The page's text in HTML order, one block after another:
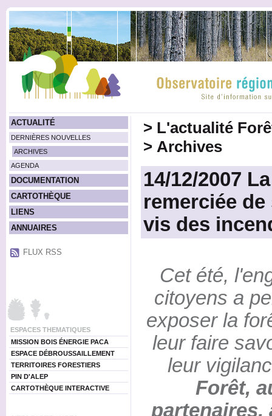
ACTUALITÉ
DERNIÈRES NOUVELLES
ARCHIVES
AGENDA
DOCUMENTATION
CARTOTHÈQUE
LIENS
ANNUAIRES
FLUX RSS
ESPACES THEMATIQUES
MISSION BOIS ÉNERGIE PACA
ESPACE DÉBROUSSAILLEMENT
TERRITOIRES FORESTIERS
PIN D'ALEP
CARTOTHÈQUE INTERACTIVE
> L'actualité
> Archives
14/12/2007
remerciée
vis des
Cet été,
citoyens a
exposer la
leur faire
leur
Forêt,
partenaires,